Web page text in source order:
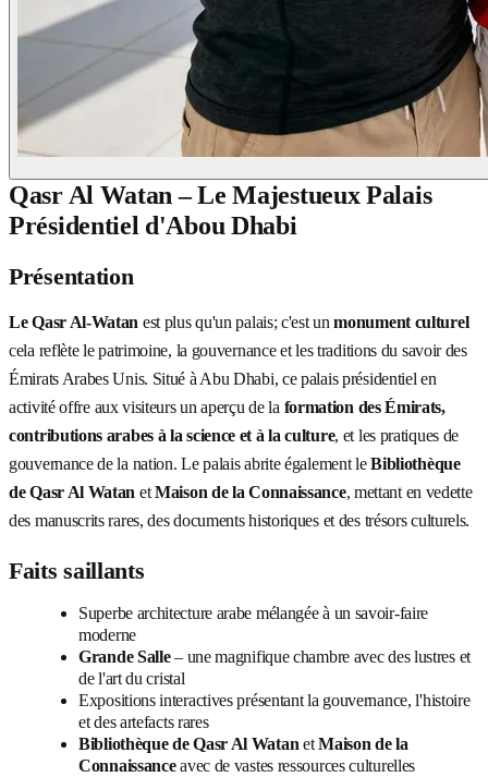
Qasr Al Watan – Le Majestueux Palais
Présidentiel d'Abou Dhabi
Présentation
Le Qasr Al-Watan est plus qu'un palais; c'est unmonument culturel
cela reflète le patrimoine, la gouvernance et les traditions du savoir des
Émirats Arabes Unis. Situé à Abu Dhabi, ce palais présidentiel en
activité offre aux visiteurs un aperçu de la formation des Émirats,
contributions arabes à la science et à la culture, et les pratiques de
gouvernance de la nation. Le palais abrite également leBibliothèque
de Qasr Al Watan etMaison de la Connaissance, mettant en vedette
des manuscrits rares, des documents historiques et des trésors culturels.
Faits saillants
Superbe architecture arabe mélangée à un savoir-faire
moderne
Grande Salle– une magnifique chambre avec des lustres et
de l'art du cristal
Expositions interactives présentant la gouvernance, l'histoire
et des artefacts rares
Bibliothèque de Qasr Al Watan etMaison de la
Connaissanceavec de vastes ressources culturelles